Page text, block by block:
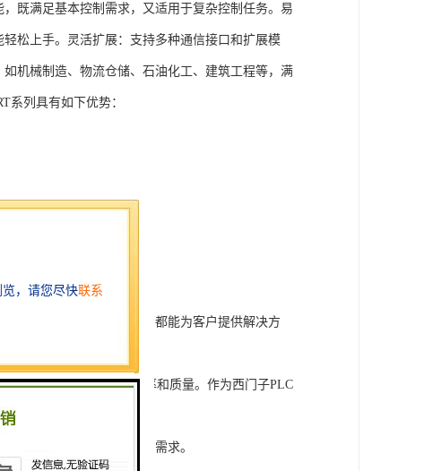
既满足基本控制需求，又适用于复杂控制任务。易
松上手。灵活扩展：支持多种通信接口和扩展模
机械制造、物流仓储、石油化工、建筑工程等，满
系列具有如下优势：
行技术开发和转让，我们都能为客户提供解决方
，旨在tisheng生产效率和质量。作为西门子PLC
块，满足不同规模工程的需求。